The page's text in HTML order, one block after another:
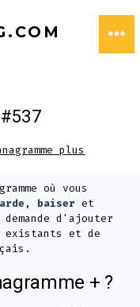
plus
où vous
, baiser et
demande d'ajouter
existants et de
+ ?